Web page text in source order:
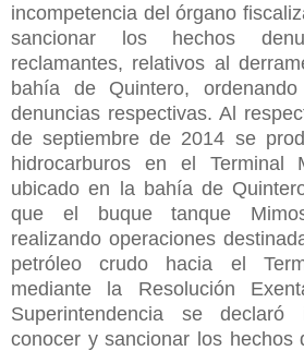
incompetencia del órgano
sancionar los hechos
reclamantes, relativos al
bahía de Quintero,
denuncias respectivas. Al
de septiembre de 2014 se
hidrocarburos en el Terminal
ubicado en la bahía de
que el buque tanque
realizando operaciones
petróleo crudo hacia el
mediante la Resolución
Superintendencia se declaró
conocer y sancionar los hechos